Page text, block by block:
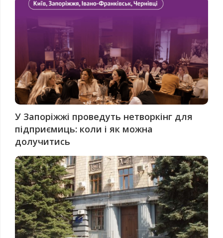
У Запоріжжі проведуть нетворкінг для
підприємиць: коли і як можна
долучитись